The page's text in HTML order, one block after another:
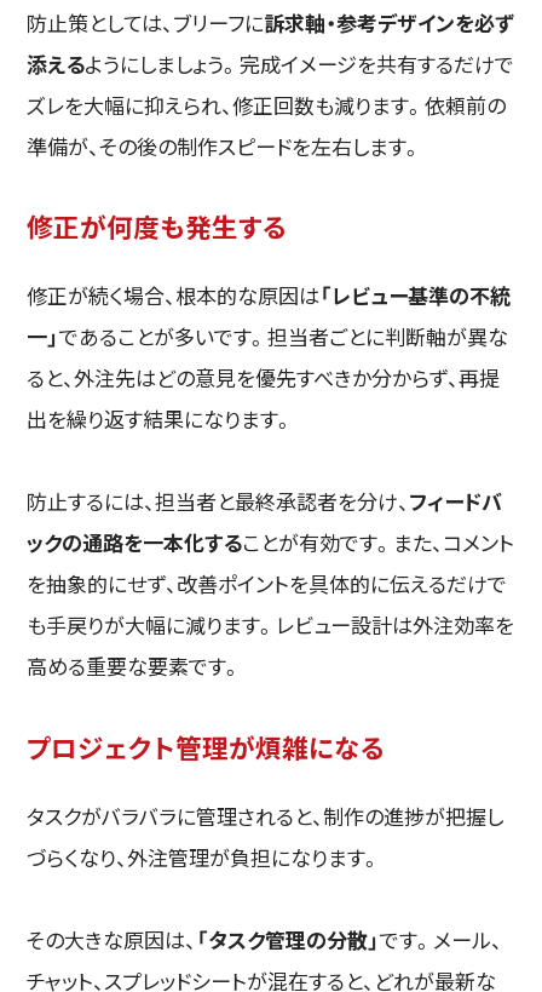
防止策としては、ブリーフに訴求軸・参考デザインを必ず
添えるようにしましょう。完成イメージを共有するだけで
ズレを大幅に抑えられ、修正回数も減ります。依頼前の
準備が、その後の制作スピードを左右します。
修正が何度も発生する
修正が続く場合、根本的な原因は「レビュー基準の不統
一」であることが多いです。担当者ごとに判断軸が異な
ると、外注先はどの意見を優先すべきか分からず、再提
出を繰り返す結果になります。
防止するには、担当者と最終承認者を分け、フィードバ
ックの通路を一本化することが有効です。また、コメント
を抽象的にせず、改善ポイントを具体的に伝えるだけで
も手戻りが大幅に減ります。レビュー設計は外注効率を
高める重要な要素です。
プロジェクト管理が煩雑になる
タスクがバラバラに管理されると、制作の進捗が把握し
づらくなり、外注管理が負担になります。
その大きな原因は、 「タスク管理の分散」です。メール、
チャット、スプレッドシートが混在すると、どれが最新な